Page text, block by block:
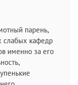
парень,
слабых кафедр
именно за его